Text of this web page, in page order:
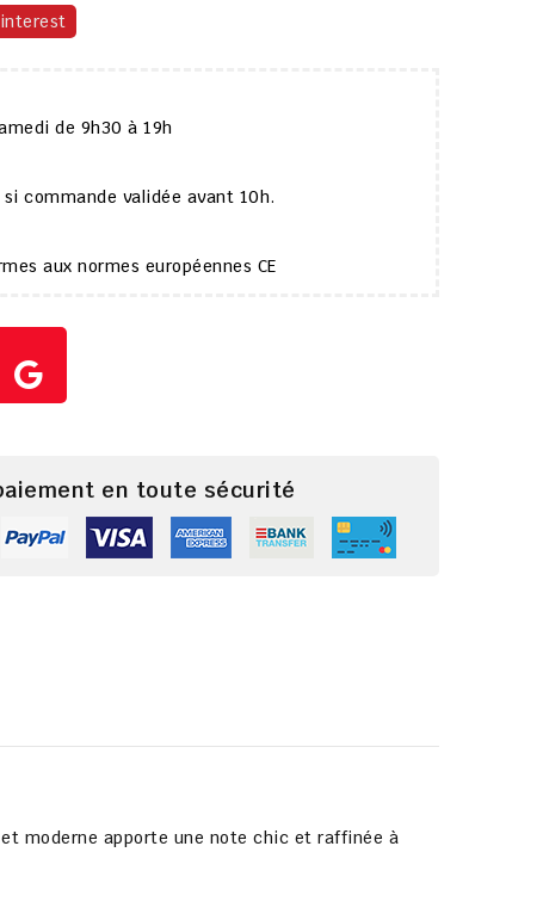
de 9h30 à 19h
commande validée avant 10h.
aux normes européennes CE
en toute sécurité
moderne apporte une note chic et raffinée à